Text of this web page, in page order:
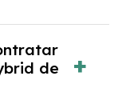
con un
de solvencia
de